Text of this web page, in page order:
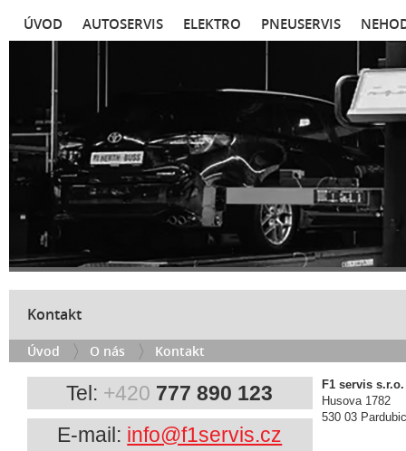
ÚVOD AUTOSERVIS ELEKTRO PNEUSERVIS
Kontakt
Úvod O nás Kontakt
Tel: +420 777 890 123
E-mail: info@f1servis.cz
F1 servis s.r.o.
Husova 1782
530 03